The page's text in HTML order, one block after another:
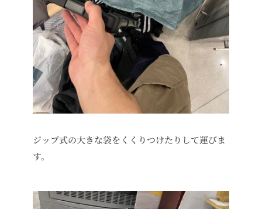
ジップ式の大きな袋をくくりつけたりして運びま
す。